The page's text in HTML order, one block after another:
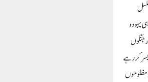
یہود و
جنگوں
بسر کررہے
مظلوموں